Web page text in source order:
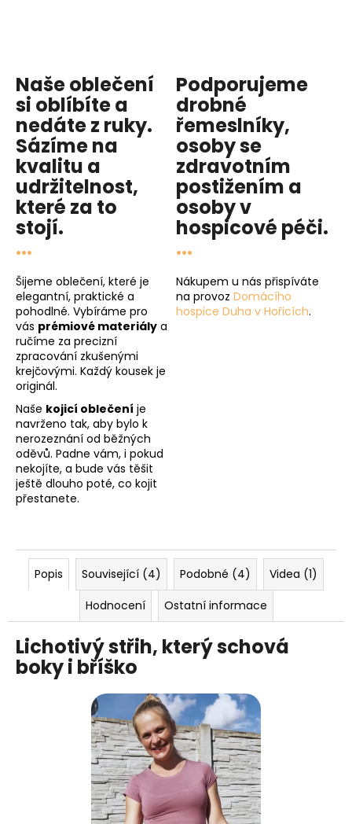
Naše oblečení
si oblíbíte a
nedáte z ruky.
Sázíme na
kvalitu a
udržitelnost,
které za to
stojí.
...
Šijeme oblečení, které je
elegantní, praktické a
pohodlné. Vybíráme pro
vás prémiové materiály a
ručíme za precizní
zpracování zkušenými
krejčovými. Každý kousek je
originál.
Naše kojicí oblečení je
navrženo tak, aby bylo k
nerozeznání od běžných
oděvů. Padne vám, i pokud
nekojíte, a bude vás těšit
ještě dlouho poté, co kojit
přestanete.
Podporujeme
drobné
řemeslníky,
osoby se
zdravotním
postižením a
osoby v
hospicové péči.
...
Nákupem u nás přispíváte
na provoz Domácího
hospice Duha v Hořicích.
Popis Související (4) Podobné (4)
Videa (1)
Hodnocení
Ostatní informace
Lichotivý střih, který schová
boky i bříško